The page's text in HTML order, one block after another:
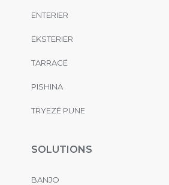
ENTERIER
EKSTERIER
TARRACË
PISHINA
TRYEZË PUNE
SOLUTIONS
BANJO